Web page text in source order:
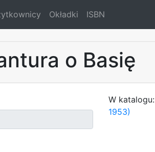
Okładki ISBN
o Basię
W katalogu:
1953)